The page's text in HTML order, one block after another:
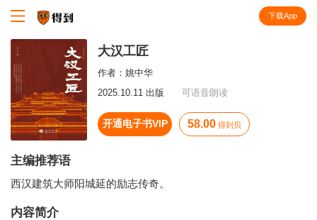
下载App
大汉工匠
作者： 姚中华
2025.10.11 出版
可语音朗读
开通电子书VIP 58.00 得到贝
主编推荐语
西汉建筑大师阳城延的励志传奇。
内容简介